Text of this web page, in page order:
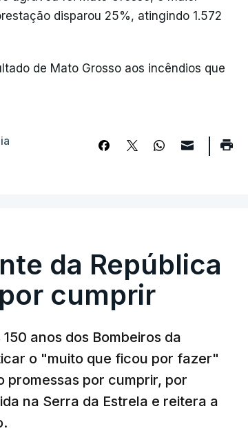
disparou 25%, atingindo 1.572
de Mato Grosso aos incêndios que
da República
cumprir
anos dos Bombeiros da
o "muito que ficou por fazer"
promessas por cumprir, por
na Serra da Estrela e reitera a